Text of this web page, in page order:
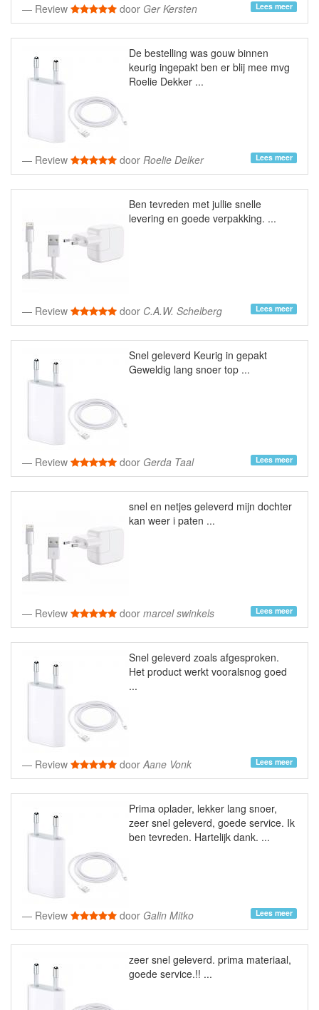
Review door Ger Kersten Lees meer
De bestelling was gouw binnen
keurig ingepakt ben er blij mee mvg
Roelie Dekker ...
Review door Roelie Delker Lees meer
Ben tevreden met jullie snelle
levering en goede verpakking. ...
Review door C.A.W. Schelberg Lees meer
Snel geleverd Keurig in gepakt
Geweldig lang snoer top ...
Review door Gerda Taal Lees meer
snel en netjes geleverd mijn dochter
kan weer i paten ...
Review door marcel swinkels Lees meer
Snel geleverd zoals afgesproken.
Het product werkt vooralsnog goed
...
Review doorAane Vonk Lees meer
Prima oplader, lekker lang snoer,
zeer snel geleverd, goede service. Ik
ben tevreden. Hartelijk dank. ...
Review door Galin Mitko Lees meer
zeer snel geleverd. prima materiaal,
goede service.!! ...